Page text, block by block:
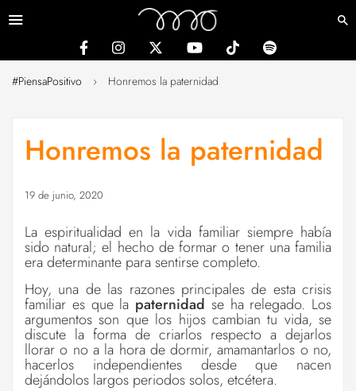
#PiensaPositivo › Honremos la paternidad
Honremos la paternidad
19 de junio, 2020
La espiritualidad en la vida familiar siempre había
sido natural; el hecho de formar o tener una familia
era determinante para sentirse completo.
Hoy, una de las razones principales de esta crisis
familiar es que la paternidad se ha relegado. Los
argumentos son que los hijos cambian tu vida, se
discute la forma de criarlos respecto a dejarlos
llorar o no a la hora de dormir, amamantarlos o no,
hacerlos independientes desde que nacen
dejándolos largos periodos solos, etcétera.